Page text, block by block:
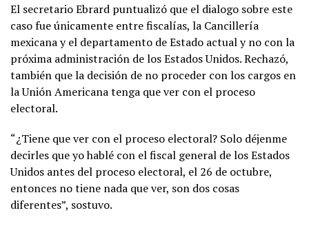
El secretario Ebrard puntualizó que el dialogo sobre este
caso fue únicamente entre fiscalías, la Cancillería
mexicana y el departamento de Estado actual y no con la
próxima administración de los Estados Unidos. Rechazó,
también que la decisión de no proceder con los cargos en
la Unión Americana tenga que ver con el proceso
electoral.
“¿Tiene que ver con el proceso electoral? Solo déjenme
decirles que yo hablé con el fiscal general de los Estados
Unidos antes del proceso electoral, el 26 de octubre,
entonces no tiene nada que ver, son dos cosas
diferentes”, sostuvo.